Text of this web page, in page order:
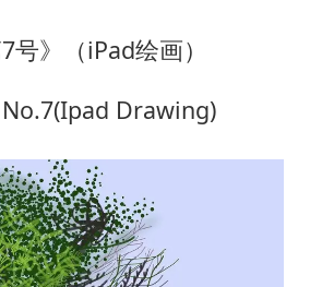
号》（iPad绘画）
Drawing)